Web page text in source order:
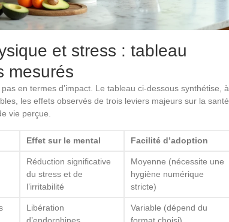
et stress : tableau
mesurés
en termes d’impact. Le tableau ci-dessous synthétise, à
les effets observés de trois leviers majeurs sur la santé
vie perçue.
Effet sur le mental Facilité d’adoption
Réduction significative
du stress et de
l’irritabilité
Moyenne (nécessite une
hygiène numérique
stricte)
Libération
Variable (dépend du